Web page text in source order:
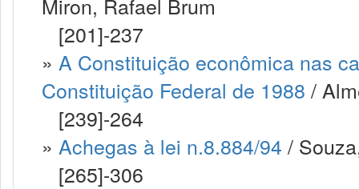
[201]-237
» A Constituição econômica nas
Constituição Federal de 1988 /
[239]-264
» Achegas à lei n.8.884/94 /
[265]-306